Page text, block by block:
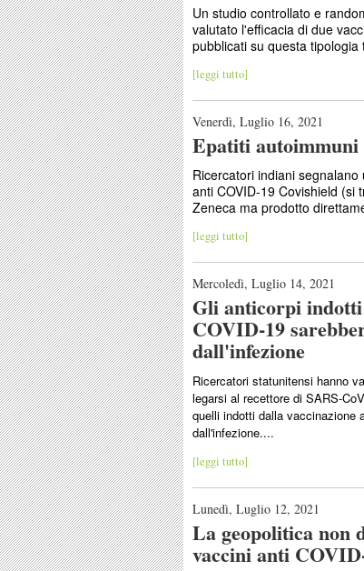
Un studio controllato e
valutato l'efficacia di due
pubblicati su questa tipologia
[leggi tutto]
Venerdì, Luglio 16, 2021
Epatiti autoimmuni
Ricercatori indiani
anti COVID-19 Covishield (si
Zeneca ma prodotto
[leggi tutto]
Mercoledì, Luglio 14, 2021
Gli anticorpi
COVID-19
dall'infezione
Ricercatori statunitensi hanno
legarsi al recettore di SARS-
quelli indotti dalla vaccinazione
dall'infezione....
[leggi tutto]
Lunedì, Luglio 12, 2021
La geopolitica non
vaccini anti